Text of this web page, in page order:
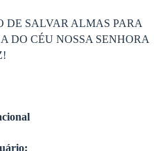
DE SALVAR ALMAS PARA
DO CÉU NOSSA SENHORA